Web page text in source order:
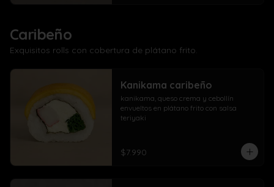
Caribeño
Exquisitos rolls con cobertura de plátano frito.
Kanikama caribeño
kanikama, queso crema y cebollín
envueltos en plátano frito con salsa
teriyaki
$7.990